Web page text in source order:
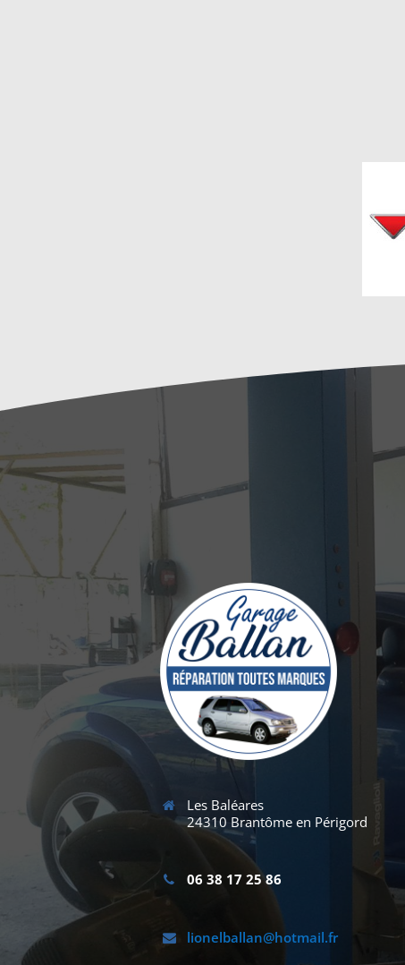
Les Baléares
24310 Brantôme en Périgord
06 38 17 25 86
lionelballan@hotmail.fr